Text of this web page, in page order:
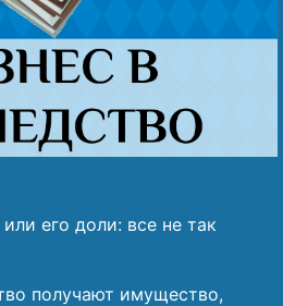
его доли: все не так
получают имущество,